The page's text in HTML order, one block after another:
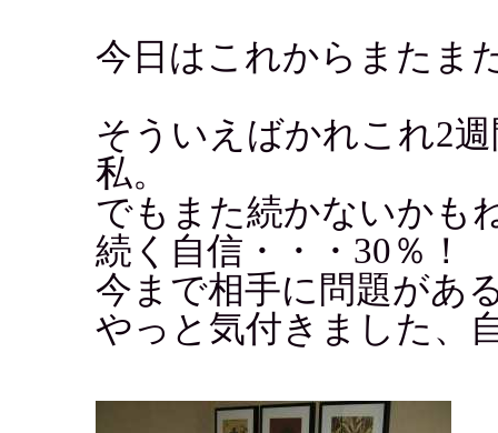
今日はこれからまたま
そういえばかれこれ2
私。
でもまた続かないかも
続く自信・・・30％！
今まで相手に問題があ
やっと気付きました、